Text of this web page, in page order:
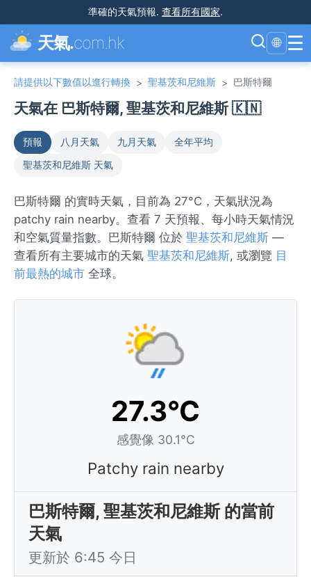
準確的天氣預報. 查看所有國家.
天氣.com.hk 🌐 ☰
請提供以下數值以進行轉換 > 聖基茨和尼維斯 > 巴斯特爾
天氣在 巴斯特爾, 聖基茨和尼維斯 🇰🇳
預報 八月天氣 九月天氣
全年平均
聖基茨和尼維斯 天氣
巴斯特爾 的實時天氣，目前為 27°C，天氣狀況為
patchy rain nearby。查看 7 天預報、每小時天氣情況
和空氣質量指數。巴斯特爾 位於 聖基茨和尼維斯 —
查看所有主要城市的天氣 聖基茨和尼維斯, 或瀏覽 目
前最熱的城市 全球。
27.3°C
感覺像 30.1°C
Patchy rain nearby
巴斯特爾, 聖基茨和尼維斯 的當前
天氣
更新於 6:45 今日